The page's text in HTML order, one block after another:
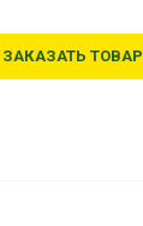
ЗАКАЗАТЬ ТОВАР